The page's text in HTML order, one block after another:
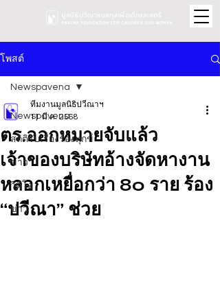
โพสต์
Newspavena
สถิติรับเรื่องร้องทุกข์
ข่าว
วิดีโอ
ข่าว
Newspavena
ตร.ออกหมายจับแล้ว
เจ้าของบริษัทอ้างจัดหางาน
หลอกเหยื่อกว่า 80 ราย ร้อง
“ปวีณา” ช่วย
ทีมงานมูลนิธิปวีณาฯ
11 มี.ค. 2568